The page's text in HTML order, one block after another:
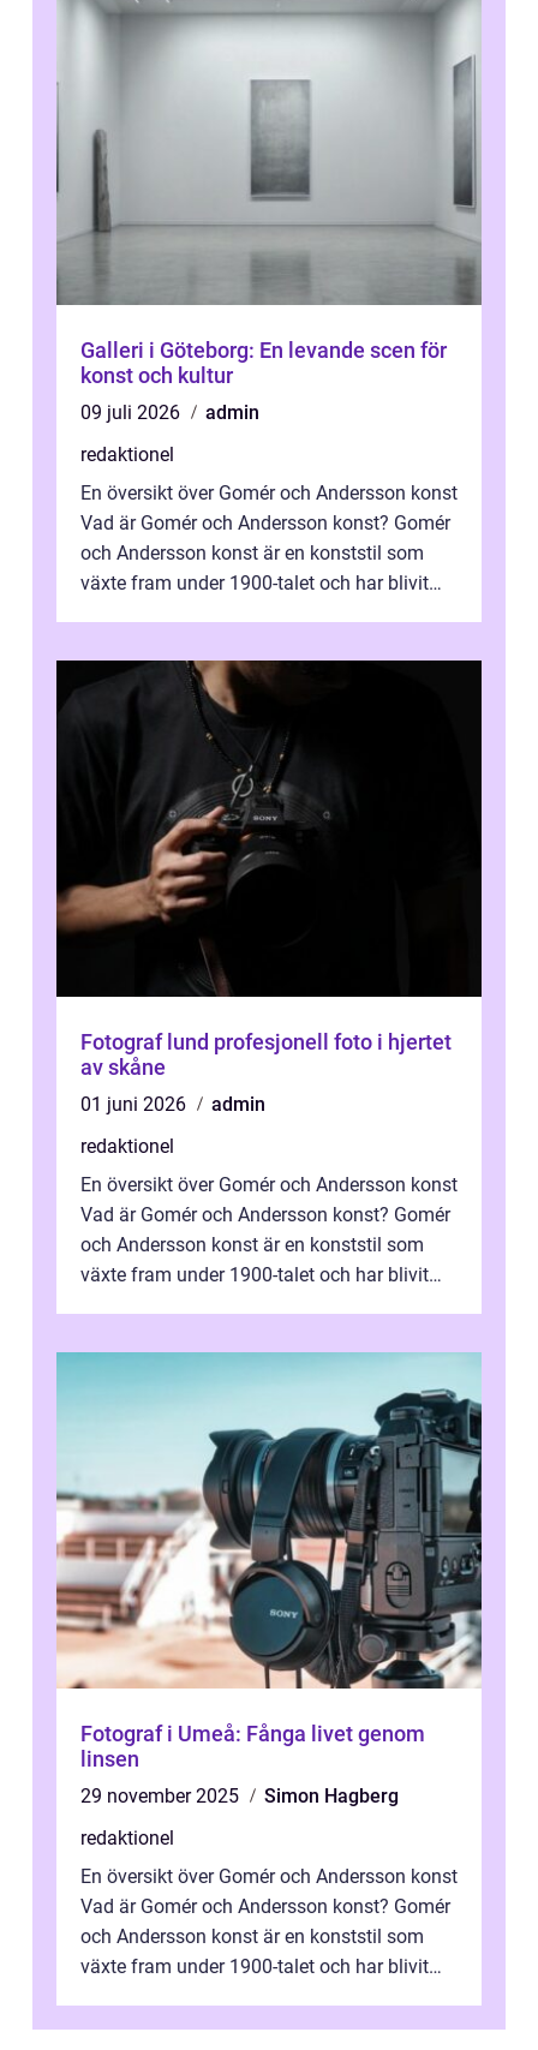
Galleri i Göteborg: En levande scen för
konst och kultur
09 juli 2026
admin
redaktionel
En översikt över Gomér och Andersson konst
Vad är Gomér och Andersson konst? Gomér
och Andersson konst är en konststil som
växte fram under 1900-talet och har blivit
Fotograf lund profesjonell foto i hjertet
av skåne
01 juni 2026
admin
redaktionel
En översikt över Gomér och Andersson konst
Vad är Gomér och Andersson konst? Gomér
och Andersson konst är en konststil som
växte fram under 1900-talet och har blivit
Fotograf i Umeå: Fånga livet genom
linsen
29 november 2025
Simon Hagberg
redaktionel
En översikt över Gomér och Andersson konst
Vad är Gomér och Andersson konst? Gomér
och Andersson konst är en konststil som
växte fram under 1900-talet och har blivit